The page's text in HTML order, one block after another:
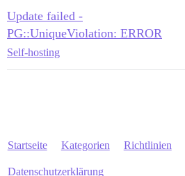
Update failed -
PG::UniqueViolation: ERROR
Self-hosting
Startseite Kategorien Richtlinien
Datenschutzerklärung